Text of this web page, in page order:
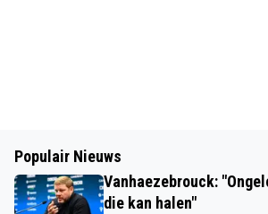
Populair Nieuws
Vanhaezebrouck:
die kan halen"